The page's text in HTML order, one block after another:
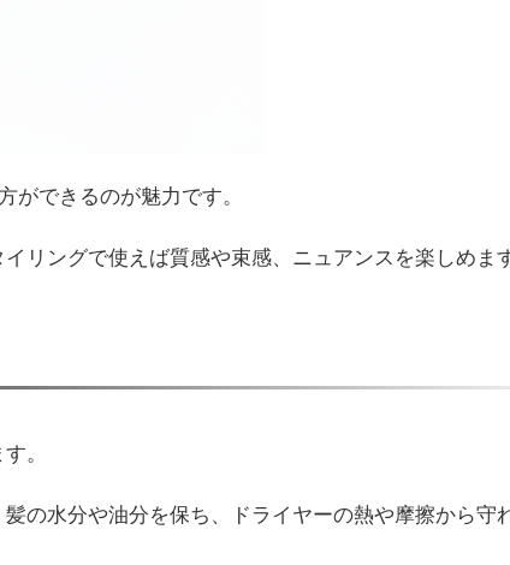
ができるのが魅力です。
リングで使えば質感や束感、ニュアンスを楽しめま
。
の水分や油分を保ち、ドライヤーの熱や摩擦から守